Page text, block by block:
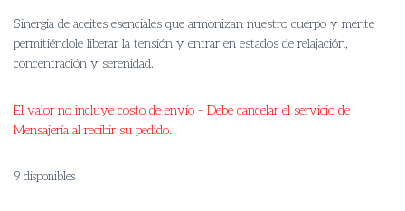
Sinergia de aceites esenciales que armonizan nuestro cuerpo y mente
permitiéndole liberar la tensión y entrar en estados de relajación,
concentración y serenidad.
El valor no incluye costo de envío – Debe cancelar el servicio de
Mensajería al recibir su pedido.
9 disponibles